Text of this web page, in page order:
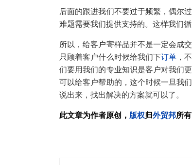
后面的跟进我们不要过于频繁，偶尔
难题需要我们提供支持的。这样我们
所以，给客户寄样品并不是一定会成
只顾着客户什么时候给我们下订单 ，
们要用我们的专业知识是客户对我们
可以给客户帮助的，这个时候一旦我
说出来，找出解决的方案就可以了。
此文章为作者原创， 版权归外贸邦所